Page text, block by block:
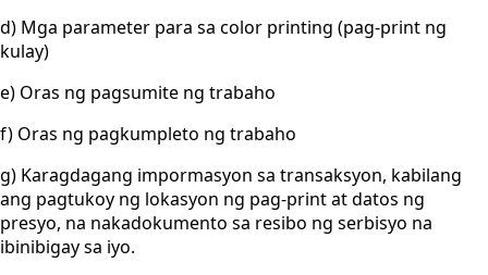
d) Mga parameter para sa color printing (pag-print ng
kulay)
e) Oras ng pagsumite ng trabaho
f) Oras ng pagkumpleto ng trabaho
g) Karagdagang impormasyon sa transaksyon, kabilang
ang pagtukoy ng lokasyon ng pag-print at datos ng
presyo, na nakadokumento sa resibo ng serbisyo na
ibinibigay sa iyo.